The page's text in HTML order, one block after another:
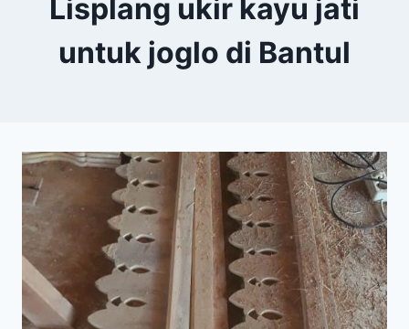
Lisplang ukir kayu jati
untuk joglo di Bantul